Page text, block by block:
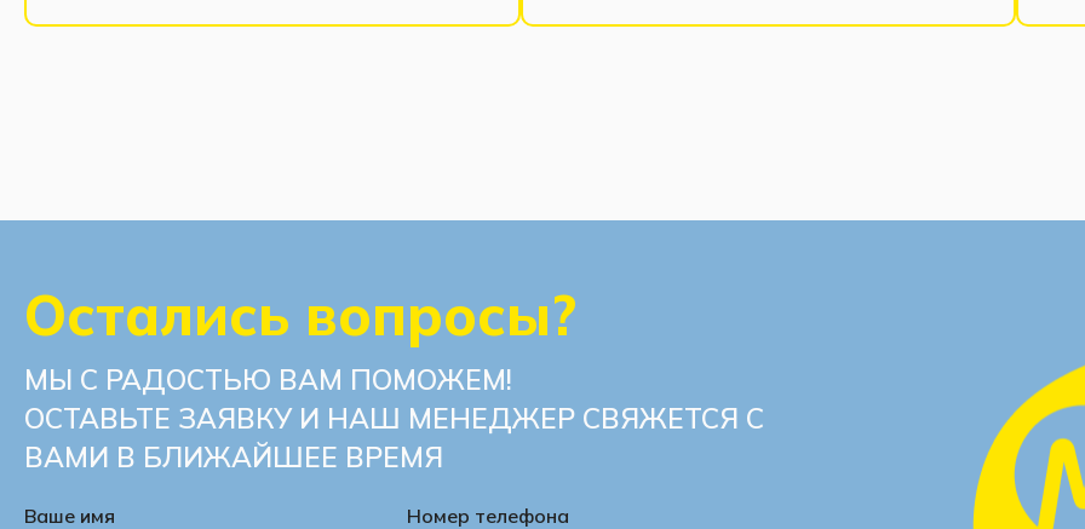
Остались вопросы?
МЫ С РАДОСТЬЮ ВАМ ПОМОЖЕМ!
ОСТАВЬТЕ ЗАЯВКУ И НАШ МЕНЕДЖЕР СВЯЖЕТСЯ С
ВАМИ В БЛИЖАЙШЕЕ ВРЕМЯ
Ваше имя Номер телефона